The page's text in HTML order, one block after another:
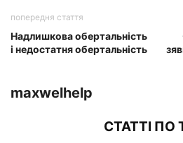
попередня стаття
Надлишкова обертальність
і недостатня обертальність
maxwelhelp
СТАТТІ ПО